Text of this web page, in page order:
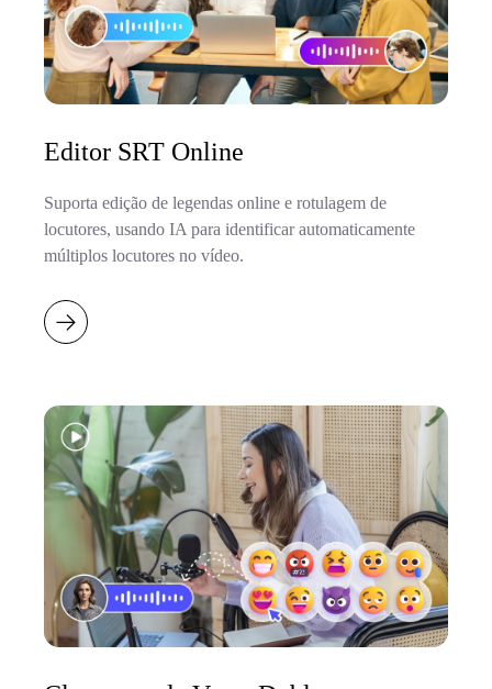
Editor SRT Online
Suporta edição de legendas online e rotulagem de
locutores, usando IA para identificar automaticamente
múltiplos locutores no vídeo.